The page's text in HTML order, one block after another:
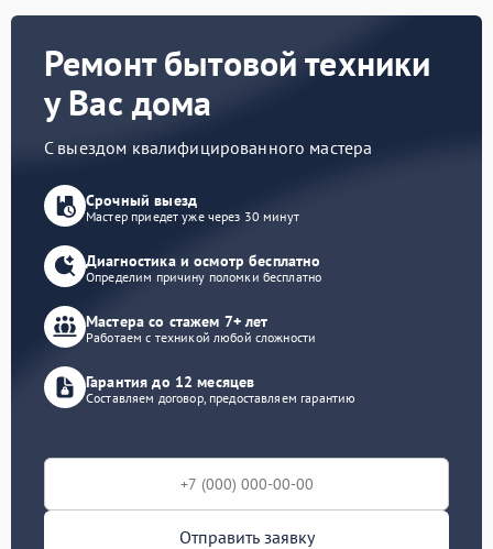
Ремонт бытовой техники
у Вас дома
С выездом квалифицированного мастера
Срочный выезд
Мастер приедет уже через 30 минут
Диагностика и осмотр бесплатно
Определим причину поломки бесплатно
Мастера со стажем 7+ лет
Работаем с техникой любой сложности
Гарантия до 12 месяцев
Составляем договор, предоставляем гарантию
Отправить заявку